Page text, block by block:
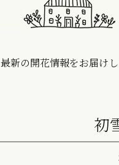
最新の開花情報をお届け
初